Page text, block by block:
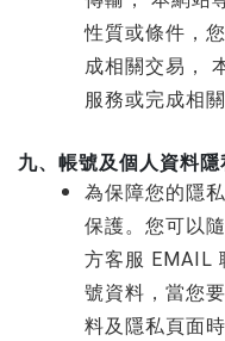
性質或條件，
成相關交易，
服務或完成相
九、帳號及個人資料隱
為保障您的隱
保護。您可以
方客服 EMAIL
號資料，當您
料及隱私頁面